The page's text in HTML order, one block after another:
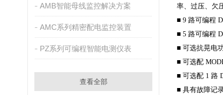
AMB智能母线监控解决方案
AMC系列精密配电监控装置
PZ系列可编程智能电测仪表
查看全部
率、过压、欠
■ 9 路可编程
■ 5 路可编程
■ 可选抗晃电
■ 可选配
■ 可选配 1 路
■ 具有故障记